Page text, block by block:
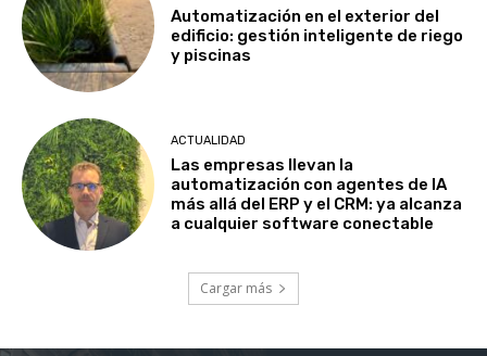
Automatización en el exterior del
edificio: gestión inteligente de riego
y piscinas
ACTUALIDAD
Las empresas llevan la
automatización con agentes de IA
más allá del ERP y el CRM: ya alcanza
a cualquier software conectable
Cargar más